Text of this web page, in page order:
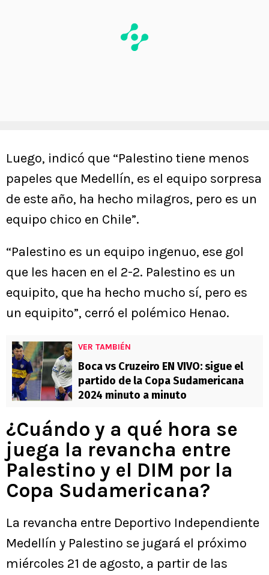
Luego, indicó que “Palestino tiene menos
papeles que Medellín, es el equipo sorpresa
de este año, ha hecho milagros, pero es un
equipo chico en Chile”.
“Palestino es un equipo ingenuo, ese gol
que les hacen en el 2-2. Palestino es un
equipito, que ha hecho mucho sí, pero es
un equipito”, cerró el polémico Henao.
VER TAMBIÉN
Boca vs Cruzeiro EN VIVO: sigue el
partido de la Copa Sudamericana
2024 minuto a minuto
¿Cuándo y a qué hora se
juega la revancha entre
Palestino y el DIM por la
Copa Sudamericana?
La revancha entre Deportivo Independiente
Medellín y Palestino se jugará el próximo
miércoles 21 de agosto, a partir de las